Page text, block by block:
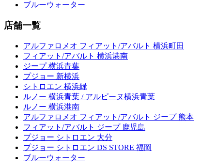
ブルーウォーター
店舗一覧
アルファロメオ フィアット/アバルト 横浜町田
フィアット/アバルト 横浜港南
ジープ 横浜青葉
プジョー 新横浜
シトロエン 横浜緑
ルノー 横浜青葉 / アルピーヌ横浜青葉
ルノー 横浜港南
アルファロメオ フィアット/アバルト ジープ 熊本
フィアット/アバルト ジープ 鹿児島
プジョー シトロエン 大分
プジョー シトロエン DS STORE 福岡
ブルーウォーター